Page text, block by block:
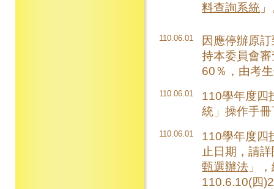
料查詢系統
110.06.01
因應停辦原
持本委員會
60％，由考
110.06.01
110學年度四
統」操作手
110.06.01
110學年度四
止日期，請
甄選辦法 」
110.6.10(四